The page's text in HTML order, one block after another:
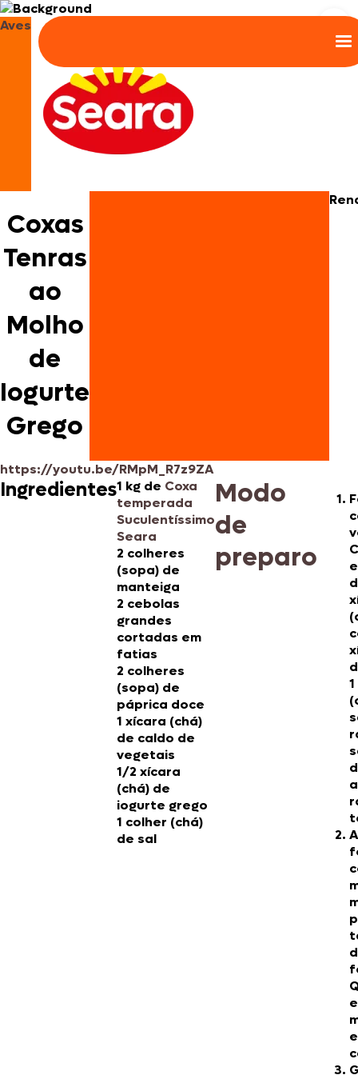
Aves
Coxas
Tenras
ao
Molho
de
Iogurte
Grego
https://youtu.be/RMpM_R7z9ZA
Ingredientes1 kg de Coxa
temperada
Suculentíssimo
Seara
2 colheres
(sopa) de
manteiga
2 cebolas
grandes
cortadas em
fatias
2 colheres
(sopa) de
páprica doce
1 xícara (chá)
de caldo de
vegetais
1/2 xícara
(chá) de
iogurte grego
1 colher (chá)
de sal
Modo
de
preparo